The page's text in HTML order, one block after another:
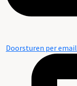
Doorsturen per email